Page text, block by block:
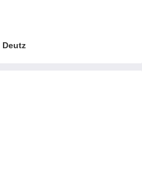
Deutz